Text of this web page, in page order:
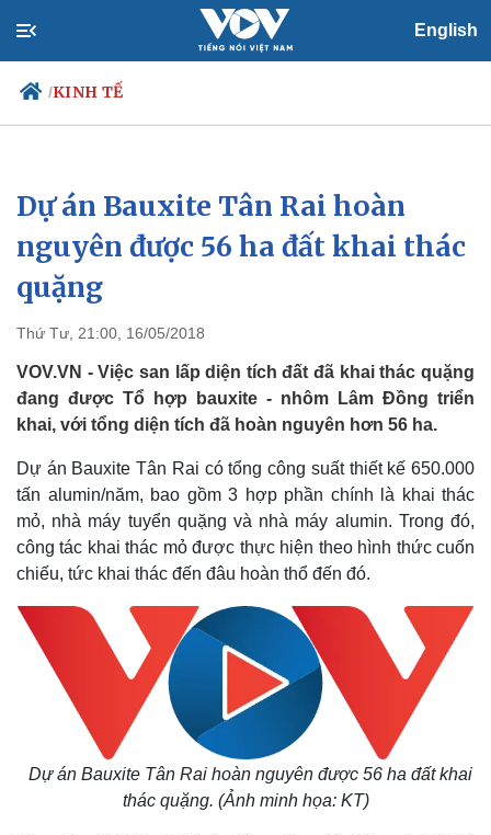
English
/KINH TẾ
Chính trị
Tổ chức nhân sự
Quốc hội
Nhận diện sự thật
Xã hội
Tin 24h
Dự báo thời tiết
Dự án Bauxite Tân Rai hoàn
nguyên được 56 ha đất khai thác
quặng
Thứ Tư, 21:00, 16/05/2018
VOV.VN - Việc san lấp diện tích đất đã khai thác quặng
đang được Tổ hợp bauxite - nhôm Lâm Đồng triển
khai, với tổng diện tích đã hoàn nguyên hơn 56 ha.
Dự án Bauxite Tân Rai có tổng công suất thiết kế 650.000
tấn alumin/năm, bao gồm 3 hợp phần chính là khai thác
mỏ, nhà máy tuyển quặng và nhà máy alumin. Trong đó,
công tác khai thác mỏ được thực hiện theo hình thức cuốn
chiếu, tức khai thác đến đâu hoàn thổ đến đó.
Dự án Bauxite Tân Rai hoàn nguyên được 56 ha đất khai
thác quặng. (Ảnh minh họa: KT)